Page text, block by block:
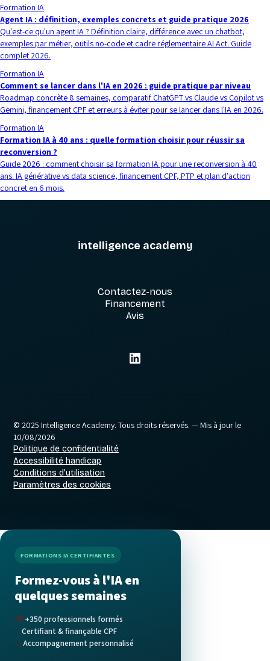
Formation IA
Agent IA : définition, exemples concrets et guide pratique 2026
Qu'est-ce qu'un agent IA ? Définition claire, différence avec un chatbot,
exemples par métier, outils no-code et cadre réglementaire AI Act. Guide
complet 2026.
Formation IA
Comment se lancer dans l'IA en 2026 : guide pratique par niveau
Roadmap concrète 8 semaines, comparatif ChatGPT vs Claude vs Copilot vs
Gemini, financement CPF et erreurs à éviter pour se lancer dans l'IA en 2026.
Formation IA
Formation IA à 40 ans : quelle formation choisir pour réussir sa
reconversion ?
Guide 2026 : comment choisir sa formation IA pour une reconversion à 40
ans. IA générative vs data science, financement CPF, PTP et plan d'action
concret en 6 mois.
intelligence academy
Contactez-nous
Financement
Avis
© 2025 Intelligence Academy. Tous droits réservés. — Mis à jour le
10/08/2026
Politique de confidentialité
Accessibilité handicap
Conditions d'utilisation
Paramètres des cookies
FORMATIONS IA CERTIFIANTES
Formez-vous à l'IA en
quelques semaines
🎓+350 professionnels formés
Certifiant & finançable CPF
🤝Accompagnement personnalisé